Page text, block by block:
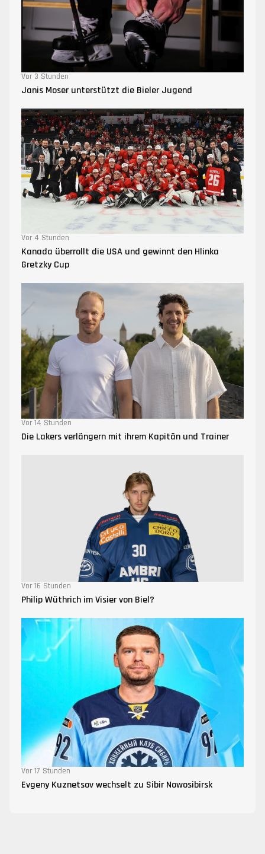
Vor 3 Stunden
Janis Moser unterstützt die Bieler Jugend
Vor 4 Stunden
Kanada überrollt die USA und gewinnt den Hlinka
Gretzky Cup
Vor 14 Stunden
Die Lakers verlängern mit ihrem Kapitän und Trainer
Vor 16 Stunden
Philip Wüthrich im Visier von Biel?
Vor 17 Stunden
Evgeny Kuznetsov wechselt zu Sibir Nowosibirsk